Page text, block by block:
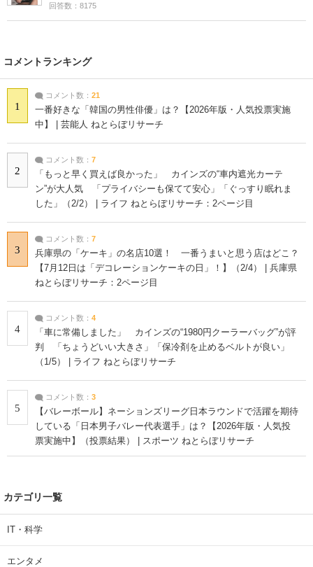
回答数：8175
コメントランキング
1
コメント数： 21
一番好きな「韓国の男性俳優」は？【2026年版・人気投票実施
中】 | 芸能人 ねとらぼリサーチ
2
コメント数： 7
「もっと早く買えば良かった」 カインズの“車内遮光カーテ
ン”が大人気 「プライバシーも保てて安心」「ぐっすり眠れま
した」（2/2） | ライフ ねとらぼリサーチ：2ページ目
3
コメント数： 7
兵庫県の「ケーキ」の名店10選！ 一番うまいと思う店はどこ？
【7月12日は「デコレーションケーキの日」！】（2/4） | 兵庫県
ねとらぼリサーチ：2ページ目
4
コメント数： 4
「車に常備しました」 カインズの“1980円クーラーバッグ”が評
判 「ちょうどいい大きさ」「保冷剤を止めるベルトが良い」
（1/5） | ライフ ねとらぼリサーチ
5
コメント数： 3
【バレーボール】ネーションズリーグ日本ラウンドで活躍を期待
している「日本男子バレー代表選手」は？【2026年版・人気投
票実施中】（投票結果） | スポーツ ねとらぼリサーチ
カテゴリ一覧
IT・科学
エンタメ